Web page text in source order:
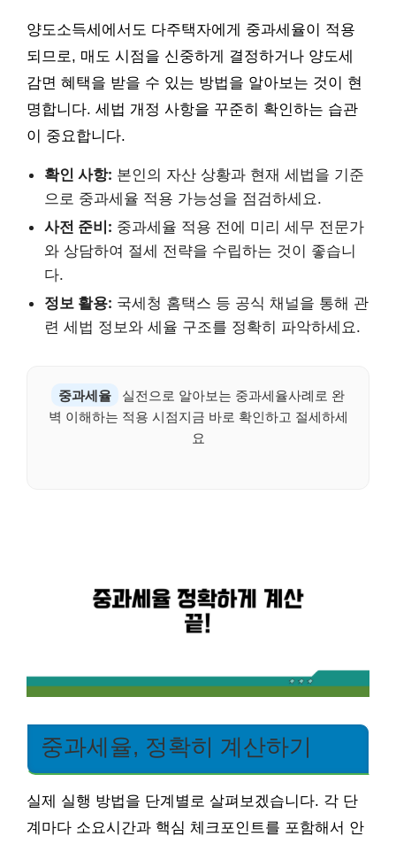
양도소득세에서도 다주택자에게 중과세율이 적용
되므로, 매도 시점을 신중하게 결정하거나 양도세
감면 혜택을 받을 수 있는 방법을 알아보는 것이 현
명합니다. 세법 개정 사항을 꾸준히 확인하는 습관
이 중요합니다.
확인 사항: 본인의 자산 상황과 현재 세법을 기준
으로 중과세율 적용 가능성을 점검하세요.
사전 준비: 중과세율 적용 전에 미리 세무 전문가
와 상담하여 절세 전략을 수립하는 것이 좋습니
다.
정보 활용: 국세청 홈택스 등 공식 채널을 통해 관
련 세법 정보와 세율 구조를 정확히 파악하세요.
중과세율
실전으로 알아보는 중과세율사례로 완
벽 이해하는 적용 시점지금 바로 확인하고 절세하세
요
중과세율, 정확히 계산하기
실제 실행 방법을 단계별로 살펴보겠습니다. 각 단
계마다 소요시간과 핵심 체크포인트를 포함해서 안